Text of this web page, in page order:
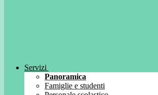
Servizi
Panoramica
Famiglie e studenti